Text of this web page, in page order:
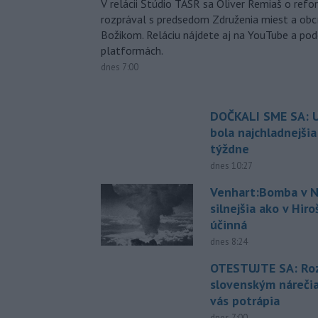
V relácii Štúdio TASR sa Oliver Remiaš o
rozprával s predsedom Združenia miest a
Božikom. Reláciu nájdete aj na YouTube a
platformách.
dnes 7:00
DOČKALI SME SA:
bola
týždne
dnes 10:27
Venhart:Bomba v
silnejšia ako v
účinná
dnes 8:24
OTESTUJTE SA:
slovenským
vás potrápia